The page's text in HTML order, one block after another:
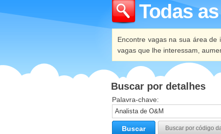
Todas
Encontre vagas na sua área
vagas que lhe interessam,
Buscar por detalhes
Palavra-chave:
Buscar Buscar por código